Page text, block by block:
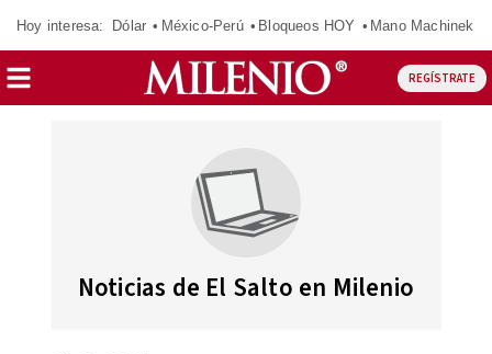
Hoy interesa: Dólar México-Perú Bloqueos HOY Mano Machinek
REGÍSTRATE
Noticias de El Salto en Milenio